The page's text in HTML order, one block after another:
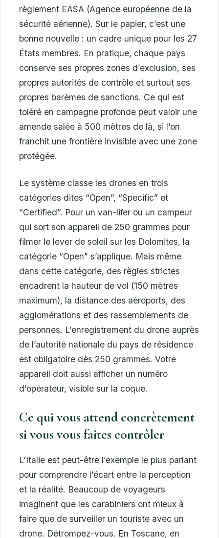
règlement EASA (Agence européenne de la
sécurité aérienne). Sur le papier, c’est une
bonne nouvelle : un cadre unique pour les 27
États membres. En pratique, chaque pays
conserve ses propres zones d’exclusion, ses
propres autorités de contrôle et surtout ses
propres barèmes de sanctions. Ce qui est
toléré en campagne profonde peut valoir une
amende salée à 500 mètres de là, si l’on
franchit une frontière invisible avec une zone
protégée.
Le système classe les drones en trois
catégories dites “Open”, “Specific” et
“Certified”. Pour un van-lifer ou un campeur
qui sort son appareil de 250 grammes pour
filmer le lever de soleil sur les Dolomites, la
catégorie “Open” s’applique. Mais même
dans cette catégorie, des règles strictes
encadrent la hauteur de vol (150 mètres
maximum), la distance des aéroports, des
agglomérations et des rassemblements de
personnes. L’enregistrement du drone auprès
de l’autorité nationale du pays de résidence
est obligatoire dès 250 grammes. Votre
appareil doit aussi afficher un numéro
d’opérateur, visible sur la coque.
Ce qui vous attend concrètement
si vous vous faites contrôler
L’Italie est peut-être l’exemple le plus parlant
pour comprendre l’écart entre la perception
et la réalité. Beaucoup de voyageurs
imaginent que les carabiniers ont mieux à
faire que de surveiller un touriste avec un
drone. Détrompez-vous. En Toscane, en